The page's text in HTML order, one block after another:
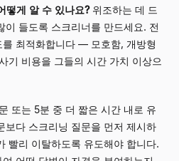
떻게 알 수 있나요?위조하는 데 드
이 들도록 스크리너를 만드세요. 전
최적화합니다 — 모호함, 개방형
기 비용을 그들의 시간 가치 이상으
또는 5분 중 더 짧은 시간 내로 유
보다 스크리닝 질문을 먼저 제시하
빨리 이탈하도록 유도해야 합니다.